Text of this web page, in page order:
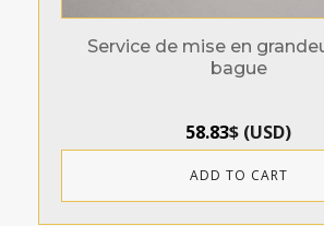
Service de mise en
bague
58.83$ (USD)
ADD TO CART